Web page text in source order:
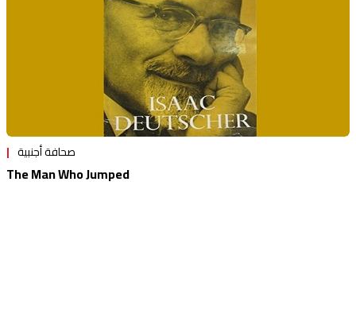
صحافة أجنبية
The Man Who Jumped